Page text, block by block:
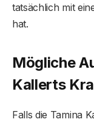
tatsächlich mit
hat.
Mögliche
Kallerts
Falls die Tamina